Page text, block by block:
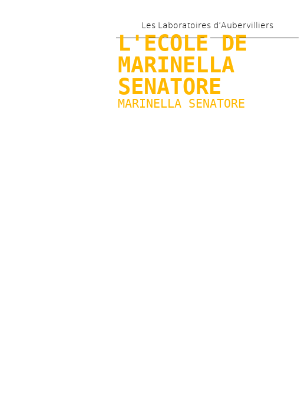
Les Laboratoires d’Aubervilliers
L'ECOLE DE
MARINELLA
SENATORE
MARINELLA SENATORE